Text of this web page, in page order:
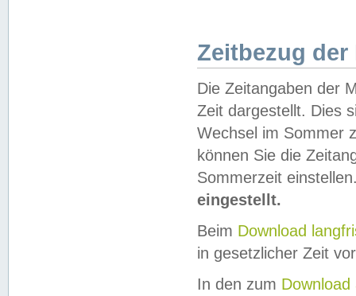
Zeitbezug der
Die Zeitangaben der
Zeit dargestellt. Dies
Wechsel im Sommer
können Sie die
Sommerzeit
eingestellt.
Beim Download
in gesetzlicher Zeit
In den zum Download